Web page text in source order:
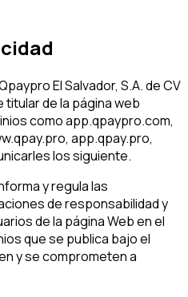
El Salvador, S.A. de CV
titular de la página web
como app.qpaypro.com,
app.qpay.pro,
los siguiente.
y regula las
de responsabilidad y
de la página Web en el
que se publica bajo el
y se comprometen a